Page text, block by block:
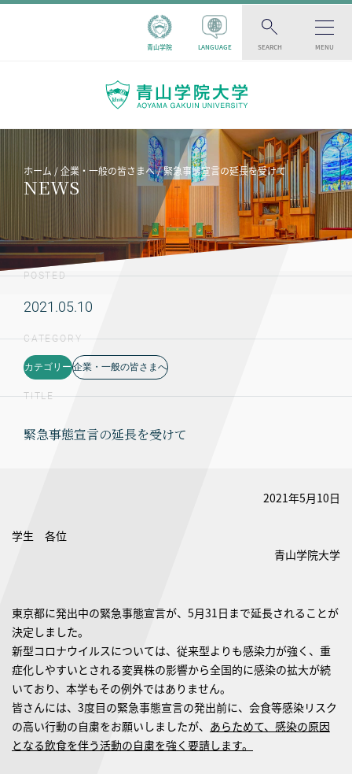
青山学院 LANGUAGE SEARCH MENU
ホーム 企業・一般の皆さまへ 緊急事態宣言の延長を受けて
NEWS
POSTED
2021.05.10
CATEGORY
カテゴリー 企業・一般の皆さまへ
TITLE
緊急事態宣言の延長を受けて
2021年5月10日
学生 各位
青山学院大学
東京都に発出中の緊急事態宣言が、5月31日まで延長されることが
決定しました。
新型コロナウイルスについては、従来型よりも感染力が強く、重
症化しやすいとされる変異株の影響から全国的に感染の拡大が続
いており、本学もその例外ではありません。
皆さんには、3度目の緊急事態宣言の発出前に、会食等感染リスク
の高い行動の自粛をお願いしましたが、 あらためて、感染の原因
となる飲食を伴う活動の自粛を強く要請します。